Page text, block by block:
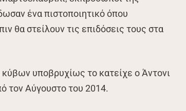
ένα πιστοποιητικό όπου
θα στείλουν τις επιδόσεις τους στα
υποβρυχίως το κατείχε ο Άντονι
τον Αύγουστο του 2014.